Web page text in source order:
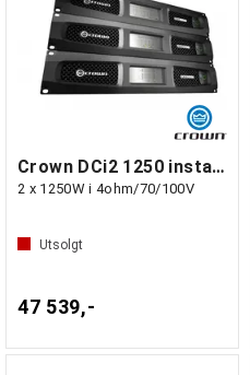
Crown DCi2 1250 installasjonsforst.
2 x 1250W i 4ohm/70/100V
Utsolgt
47 539,-